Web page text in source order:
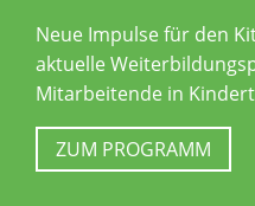
Neue Impulse für den
aktuelle
Mitarbeitende in
ZUM PROGRAMM